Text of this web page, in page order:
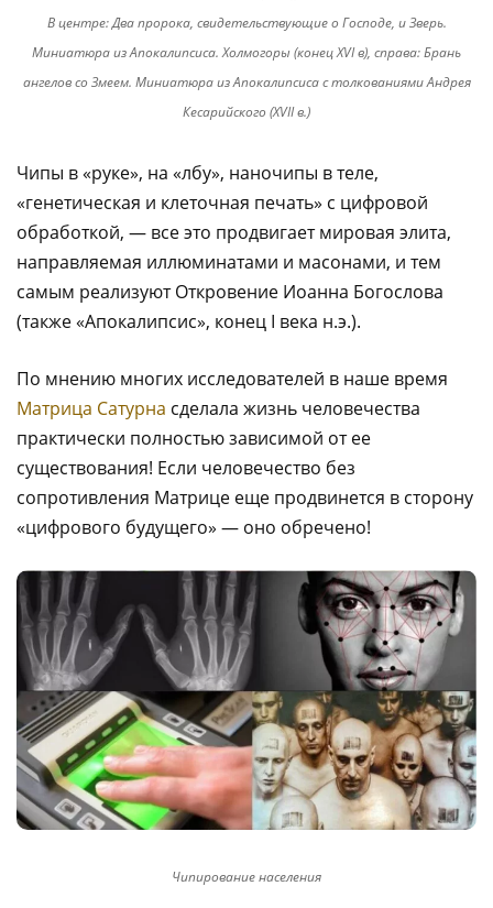
В центре: Два пророка, свидетельствующие о Господе, и Зверь.
Миниатюра из Апокалипсиса. Холмогоры (конец XVI в), справа: Брань
ангелов со Змеем. Миниатюра из Апокалипсиса с толкованиями Андрея
Кесарийского (XVII в.)
Чипы в «руке», на «лбу», наночипы в теле,
«генетическая и клеточная печать» с цифровой
обработкой, — все это продвигает мировая элита,
направляемая иллюминатами и масонами, и тем
самым реализуют Откровение Иоанна Богослова
(также «Апокалипсис», конец I века н.э.).
По мнению многих исследователей в наше время
Матрица Сатурна сделала жизнь человечества
практически полностью зависимой от ее
существования! Если человечество без
сопротивления Матрице еще продвинется в сторону
«цифрового будущего» — оно обречено!
Чипирование населения